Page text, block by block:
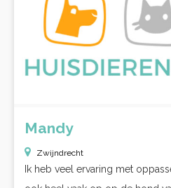
Mandy
Zwijndrecht
Ik heb veel ervaring met